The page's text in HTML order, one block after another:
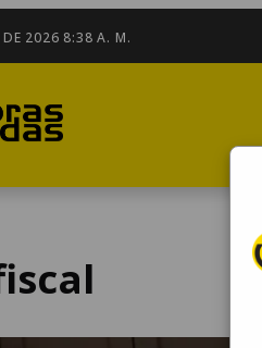
2026 8:38 A. M.